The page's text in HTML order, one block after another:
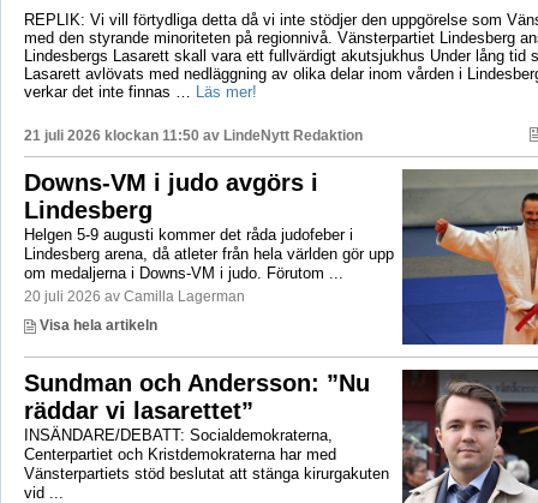
REPLIK: Vi vill förtydliga detta då vi inte stödjer den uppgörelse som
med den styrande minoriteten på regionnivå. Vänsterpartiet Lindesberg
Lindesbergs Lasarett skall vara ett fullvärdigt akutsjukhus Under lång tid
Lasarett avlövats med nedläggning av olika delar inom vården i
verkar det inte finnas …
Läs mer!
21 juli 2026 klockan 11:50 av LindeNytt Redaktion
Downs-VM i judo avgörs i
Lindesberg
Helgen 5-9 augusti kommer det råda judofeber i
Lindesberg arena, då atleter från hela världen gör upp
om medaljerna i Downs-VM i judo. Förutom ...
20 juli 2026 av Camilla Lagerman
Visa hela artikeln
Sundman och Andersson: ”Nu
räddar vi lasarettet”
INSÄNDARE/DEBATT: Socialdemokraterna,
Centerpartiet och Kristdemokraterna har med
Vänsterpartiets stöd beslutat att stänga kirurgakuten
vid ...